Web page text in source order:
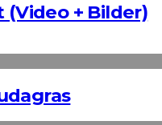
+ Bilder)